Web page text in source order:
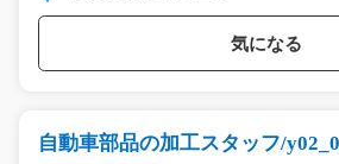
気になる
自動車部品の加工スタッフ/